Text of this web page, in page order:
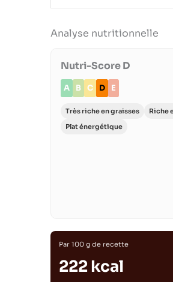
Analyse nutritionnelle
Nutri-Score D
A B C D E
Très riche en graisses Riche
Plat énergétique
Par 100 g de recette
222 kcal